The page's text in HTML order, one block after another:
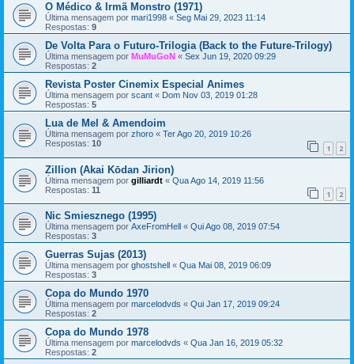
O Médico & Irmã Monstro (1971)
Última mensagem por mari1998 « Seg Mai 29, 2023 11:14
Respostas: 9
De Volta Para o Futuro-Trilogia (Back to the Future-Trilogy)
Última mensagem por MuMuGoN « Sex Jun 19, 2020 09:29
Respostas: 2
Revista Poster Cinemix Especial Animes
Última mensagem por scant « Dom Nov 03, 2019 01:28
Respostas: 5
Lua de Mel & Amendoim
Última mensagem por zhoro « Ter Ago 20, 2019 10:26
Respostas: 10 1 2
Zillion (Akai Kōdan Jirion)
Última mensagem por gilliardt « Qua Ago 14, 2019 11:56
Respostas: 11 1 2
Nic Smiesznego (1995)
Última mensagem por AxeFromHell « Qui Ago 08, 2019 07:54
Respostas: 3
Guerras Sujas (2013)
Última mensagem por ghostshell « Qua Mai 08, 2019 06:09
Respostas: 3
Copa do Mundo 1970
Última mensagem por marcelodvds « Qui Jan 17, 2019 09:24
Respostas: 2
Copa do Mundo 1978
Última mensagem por marcelodvds « Qua Jan 16, 2019 05:32
Respostas: 2